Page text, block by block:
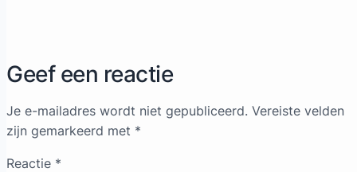
Geef een reactie
Je e-mailadres wordt niet gepubliceerd. Vereiste velden
zijn gemarkeerd met *
Reactie *